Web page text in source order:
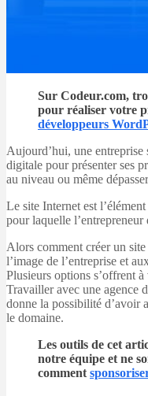
Sur Codeur.com,
pour réaliser votre
développeurs
Aujourd’hui, une entreprise
digitale pour présenter ses
au niveau ou même
Le site Internet est
pour laquelle
Alors comment créer un
l’image de l’entreprise et
Plusieurs options s’offrent
Travailler avec une agence
donne la possibilité d’avoir
le domaine.
Les outils de cet
notre équipe et ne
comment